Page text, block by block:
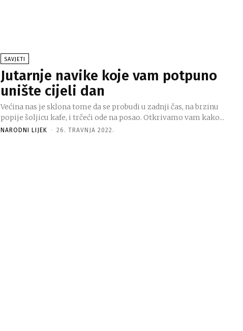
SAVJETI
Jutarnje navike koje vam potpuno
unište cijeli dan
Većina nas je sklona tome da se probudi u zadnji čas, na brzinu
popije šoljicu kafe, i trčeći ode na posao. Otkrivamo vam kako...
NARODNI LIJEK - 26. TRAVNJA 2022.